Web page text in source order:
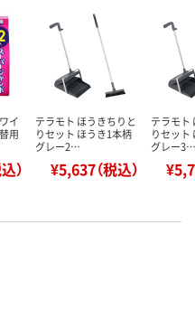
イ
用
）
テラモト ほうきちりと
りセット ほうき1本柄
グレー2…
¥5,637（税込）
テラモト
りセット
グレー3…